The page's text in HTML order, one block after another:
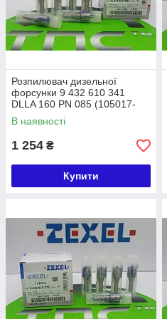
Розпилювач дизельної
форсунки 9 432 610 341
DLLA 160 PN 085 (105017-
0850) ZEXEL MITSUBISHI
В наявності
1 254 ₴
Купити